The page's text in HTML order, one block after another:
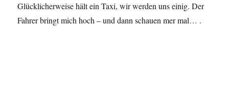
Glücklicherweise hält ein Taxi, wir werden uns einig. Der
Fahrer bringt mich hoch – und dann schauen mer mal… .